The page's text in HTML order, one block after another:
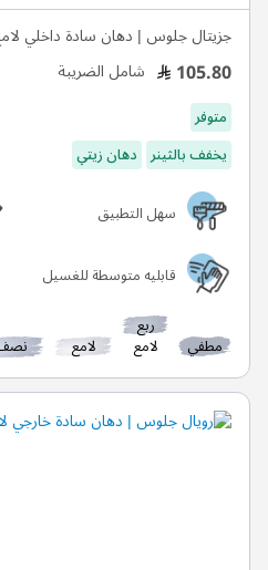
جزيتال جلوس | دهان سادة داخلي
105.80 شامل الضريبة
متوفر
يخفف بالثينر دهان زيتي
سهل التطبيق
قابليه متوسطة للغسيل
مطفي
ربع
لامع لامع